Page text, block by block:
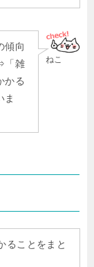
ねこ
傾向
「雑
かる
ま
ることをまと